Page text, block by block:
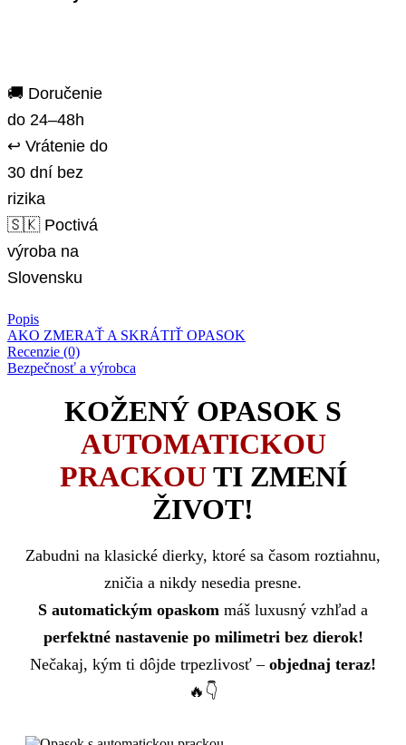
🚚 Doručenie
do 24–48h
↩️ Vrátenie do
30 dní bez
rizika
🇸🇰 Poctivá
výroba na
Slovensku
Popis
AKO ZMERAŤ A SKRÁTIŤ OPASOK
Recenzie (0)
Bezpečnosť a výrobca
KOŽENÝ OPASOK S
AUTOMATICKOU
PRACKOUTI ZMENÍ
ŽIVOT!
Zabudni na klasické dierky, ktoré sa časom roztiahnu,
zničia a nikdy nesedia presne.
S automatickým opaskom máš luxusný vzhľad a
perfektné nastavenie po milimetri bez dierok!
Nečakaj, kým ti dôjde trpezlivosť – objednaj teraz!
🔥👇